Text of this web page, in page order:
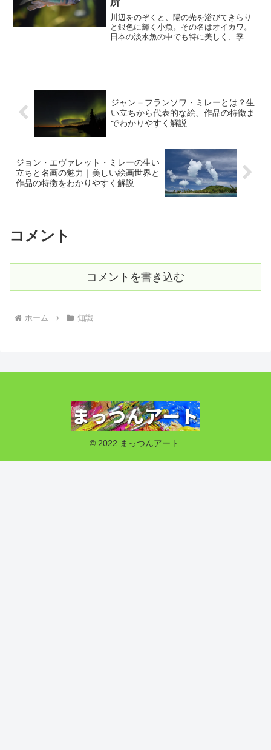
所
川辺をのぞくと、陽の光を浴びてきらり
と銀色に輝く小魚。その名はオイカワ。
日本の淡水魚の中でも特に美しく、季節
ジャン＝フランソワ・ミレーとは？生
い立ちから代表的な絵、作品の特徴ま
でわかりやすく解説
ジョン・エヴァレット・ミレーの生い
立ちと名画の魅力｜美しい絵画世界と
作品の特徴をわかりやすく解説
コメント
コメントを書き込む
ホーム 知識
© 2022 まっつんアート.